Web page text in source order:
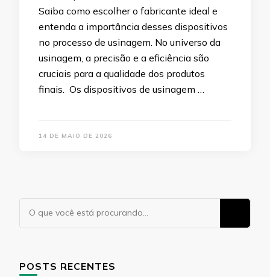
Saiba como escolher o fabricante ideal e
entenda a importância desses dispositivos
no processo de usinagem. No universo da
usinagem, a precisão e a eficiência são
cruciais para a qualidade dos produtos
finais. Os dispositivos de usinagem …
14 DE MAIO DE 2026
Procurando
algo?
POSTS RECENTES